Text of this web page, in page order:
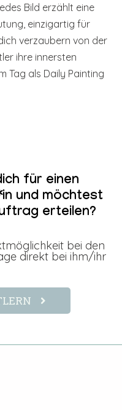
Bild erzählt eine
einzigartig für
verzaubern von der
ihre innersten
Tag als Daily Painting
für einen
und möchtest
erteilen?
bei den
direkt bei ihm/ihr